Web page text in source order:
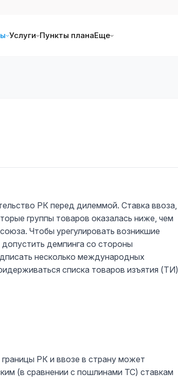
Услуги Пункты планаЕще
РК перед дилеммой. Ставка ввоза,
группы товаров оказалась ниже, чем
Чтобы урегулировать возникшие
демпинга со стороны
несколько международных
списка товаров изъятия (ТИ),
РК и ввозе в страну может
(в сравнении с пошлинами ТС) ставкам